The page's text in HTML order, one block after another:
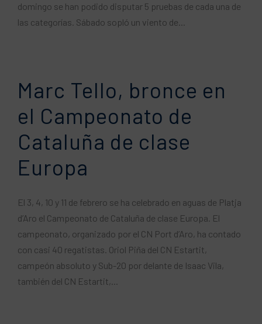
domingo se han podido disputar 5 pruebas de cada una de
las categorías. Sábado sopló un viento de...
Marc Tello, bronce en
el Campeonato de
Cataluña de clase
Europa
El 3, 4, 10 y 11 de febrero se ha celebrado en aguas de Platja
d’Aro el Campeonato de Cataluña de clase Europa. El
campeonato, organizado por el CN ​​Port d’Aro, ha contado
con casi 40 regatistas. Oriol Piña del CN ​​Estartit,
campeón absoluto y Sub-20 por delante de Isaac Vila,
también del CN ​​Estartit,...